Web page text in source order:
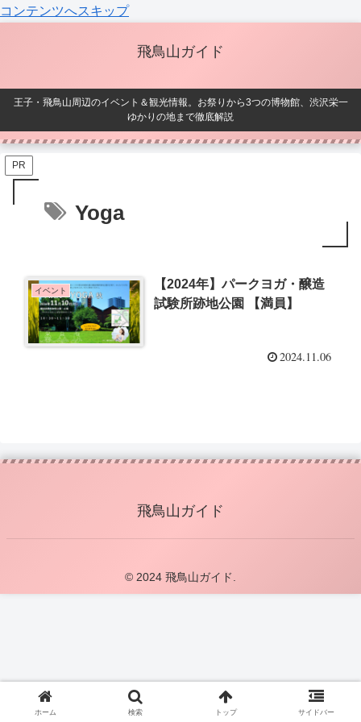
コンテンツへスキップ
飛鳥山ガイド
王子・飛鳥山周辺のイベント＆観光情報。お祭りから3つの博物館、渋沢栄一
ゆかりの地まで徹底解説
PR
Yoga
イベント
【2024年】パークヨガ・醸造
試験所跡地公園 【満員】
2024.11.06
飛鳥山ガイド
© 2024 飛鳥山ガイド.
ホーム 検索 トップ サイドバー